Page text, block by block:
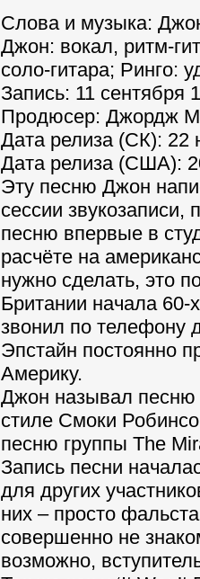
Слова и музыка:
Джон: вокал, ритм-
соло-гитара; Ринго:
Запись: 11 сентября
Продюсер: Джордж
Дата релиза (СК): 22
Дата релиза (США):
Эту песню Джон
сессии
песню впервые в
расчёте на
нужно сделать, это
Британии начала
звонил по телефону
Эпстайн постоянно
Америку.
Джон называл песню
стиле Смоки
песню группы The
Запись песни
для других
них – просто
совершенно не
возможно,